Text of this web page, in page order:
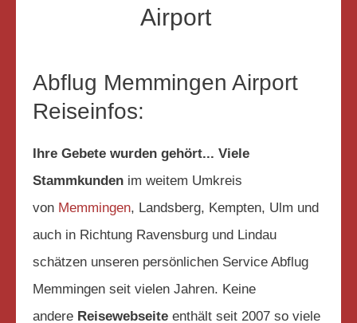
Airport
Abflug Memmingen Airport
Reiseinfos:
Ihre Gebete wurden gehört... Viele
Stammkunden im weitem Umkreis
von Memmingen, Landsberg, Kempten, Ulm und
auch in Richtung Ravensburg und Lindau
schätzen unseren persönlichen Service Abflug
Memmingen seit vielen Jahren. Keine
andere Reisewebseite enthält seit 2007 so viele